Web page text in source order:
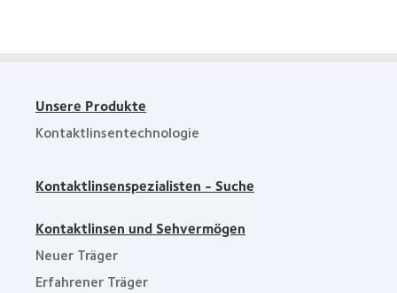
Unsere Produkte
Kontaktlinsentechnologie
Kontaktlinsenspezialisten - Suche
Kontaktlinsen und Sehvermögen
Neuer Träger
Erfahrener Träger